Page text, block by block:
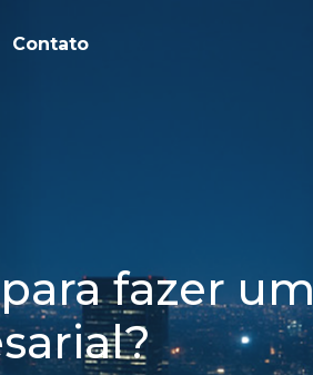
Contato
fazer um